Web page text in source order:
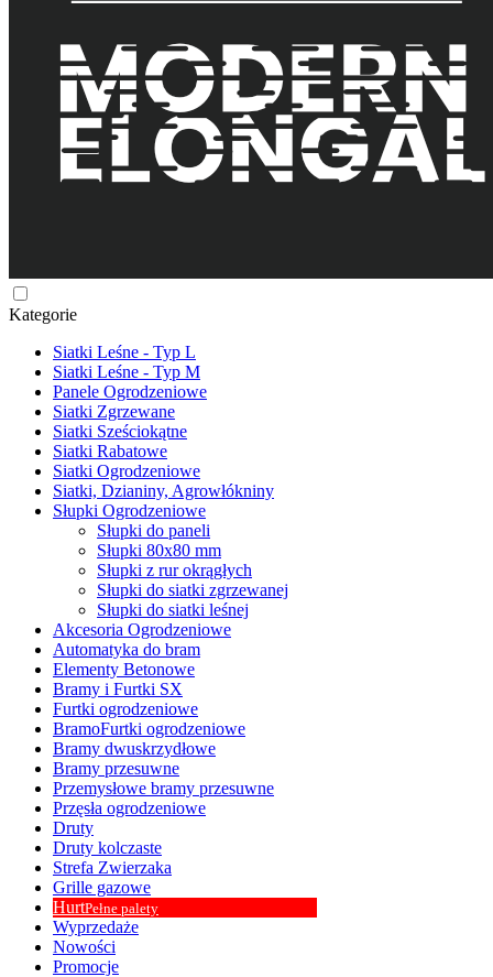
Kategorie
Siatki Leśne - Typ L
Siatki Leśne - Typ M
Panele Ogrodzeniowe
Siatki Zgrzewane
Siatki Sześciokątne
Siatki Rabatowe
Siatki Ogrodzeniowe
Siatki, Dzianiny, Agrowłókniny
Słupki Ogrodzeniowe
Słupki do paneli
Słupki 80x80 mm
Słupki z rur okrągłych
Słupki do siatki zgrzewanej
Słupki do siatki leśnej
Akcesoria Ogrodzeniowe
Automatyka do bram
Elementy Betonowe
Bramy i Furtki SX
Furtki ogrodzeniowe
BramoFurtki ogrodzeniowe
Bramy dwuskrzydłowe
Bramy przesuwne
Przemysłowe bramy przesuwne
Przęsła ogrodzeniowe
Druty
Druty kolczaste
Strefa Zwierzaka
Grille gazowe
HurtPełne palety
Wyprzedaże
Nowości
Promocje